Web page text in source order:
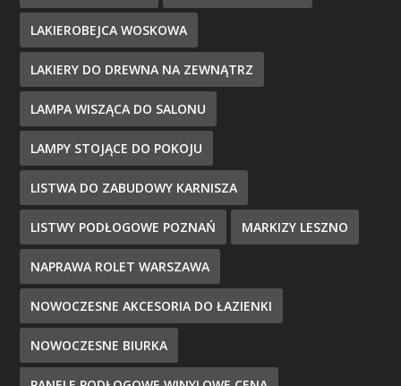
LAKIEROBEJCA WOSKOWA
LAKIERY DO DREWNA NA ZEWNĄTRZ
LAMPA WISZĄCA DO SALONU
LAMPY STOJĄCE DO POKOJU
LISTWA DO ZABUDOWY KARNISZA
LISTWY PODŁOGOWE POZNAŃ MARKIZY LESZNO
NAPRAWA ROLET WARSZAWA
NOWOCZESNE AKCESORIA DO ŁAZIENKI
NOWOCZESNE BIURKA